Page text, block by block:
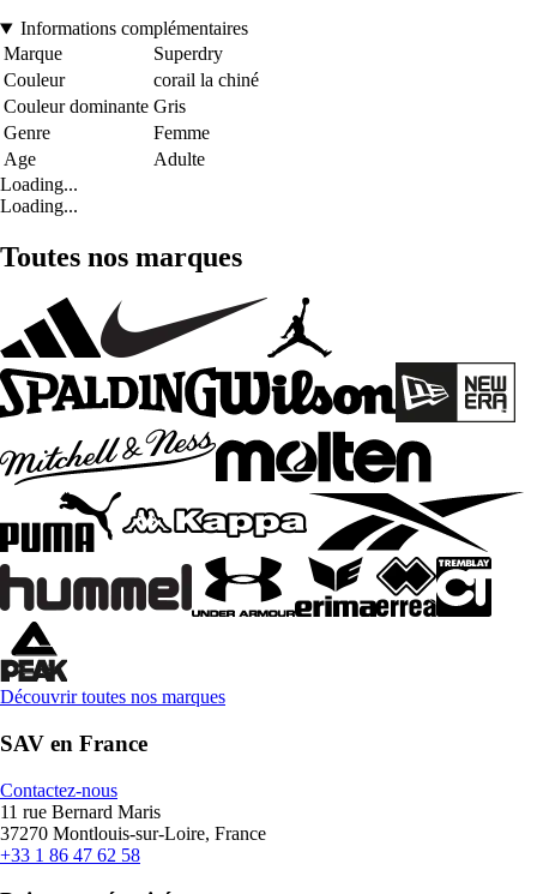
Informations complémentaires
Marque
Superdry
Couleur
corail la chiné
Couleur dominante Gris
Genre
Femme
Age
Adulte
Loading...
Loading...
Toutes nos marques
Découvrir toutes nos marques
SAV en France
Contactez-nous
11 rue Bernard Maris
37270 Montlouis-sur-Loire, France
+33 1 86 47 62 58